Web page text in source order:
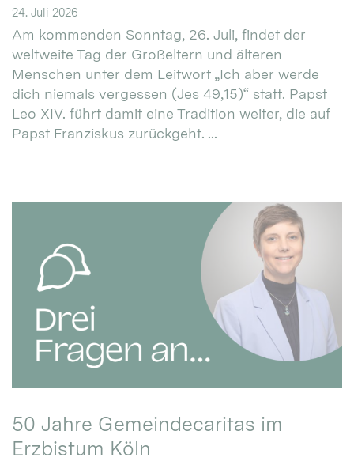
24. Juli 2026
Am kommenden Sonntag, 26. Juli, findet der
weltweite Tag der Großeltern und älteren
Menschen unter dem Leitwort „Ich aber werde
dich niemals vergessen (Jes 49,15)“ statt. Papst
Leo XIV. führt damit eine Tradition weiter, die auf
Papst Franziskus zurückgeht. ...
50 Jahre Gemeindecaritas im
Erzbistum Köln